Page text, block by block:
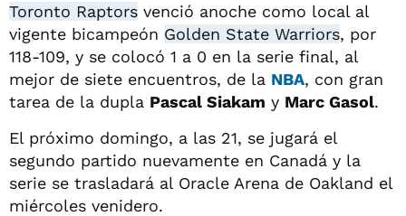
Toronto Raptors venció anoche como local al
vigente bicampeón Golden State Warriors, por
118-109, y se colocó 1 a 0 en la serie final, al
mejor de siete encuentros, de la NBA, con gran
tarea de la dupla Pascal Siakam y Marc Gasol.
El próximo domingo, a las 21, se jugará el
segundo partido nuevamente en Canadá y la
serie se trasladará al Oracle Arena de Oakland el
miércoles venidero.